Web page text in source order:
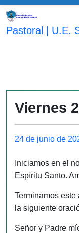
Saltar
contenido
Pastoral | U.E.
Viernes
Publicado
24 de junio de
Iniciamos en el
Espíritu Santo.
Terminamos
la siguiente
Señor y Padre